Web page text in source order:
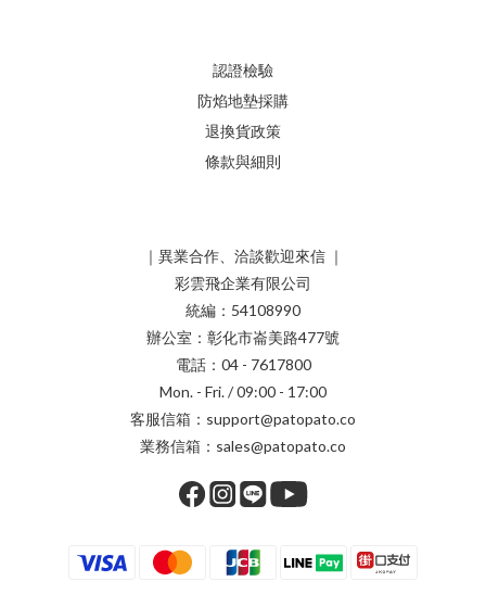
認證檢驗
防焰地墊採購
退換貨政策
條款與細則
｜異業合作、洽談歡迎來信 ｜
彩雲飛企業有限公司
統編：54108990
辦公室：彰化市崙美路477號
電話：04 - 7617800
Mon. - Fri. / 09:00 - 17:00
客服信箱：support@patopato.co
業務信箱：sales@patopato.co